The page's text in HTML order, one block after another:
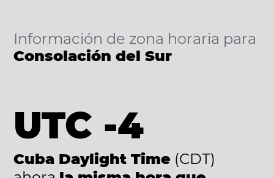
Información de zona horaria para
Consolación del Sur
UTC -4
Cuba Daylight Time (CDT)